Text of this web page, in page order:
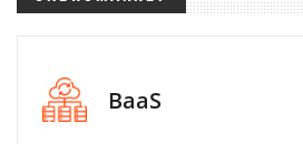
BaaS